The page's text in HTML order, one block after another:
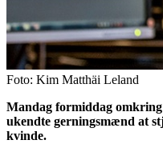
Foto: Kim Matthäi Leland
Mandag formiddag
ukendte gerningsmænd at
kvinde.